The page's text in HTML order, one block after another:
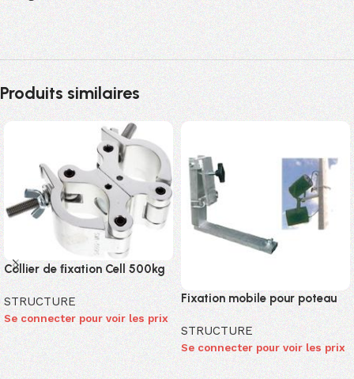
Produits similaires
Collier de ﬁxation Cell 500kg
STRUCTURE
Se connecter pour voir les prix
Fixation mobile pour poteau
STRUCTURE
Se connecter pour voir les prix